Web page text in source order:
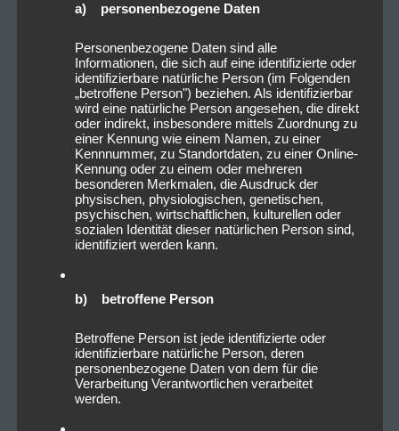
a) personenbezogene Daten
Personenbezogene Daten sind alle
Informationen, die sich auf eine identifizierte oder
identifizierbare natürliche Person (im Folgenden
„betroffene Person") beziehen. Als identifizierbar
wird eine natürliche Person angesehen, die direkt
oder indirekt, insbesondere mittels Zuordnung zu
einer Kennung wie einem Namen, zu einer
Kennnummer, zu Standortdaten, zu einer Online-
Kennung oder zu einem oder mehreren
besonderen Merkmalen, die Ausdruck der
physischen, physiologischen, genetischen,
psychischen, wirtschaftlichen, kulturellen oder
sozialen Identität dieser natürlichen Person sind,
identifiziert werden kann.
b) betroffene Person
Betroffene Person ist jede identifizierte oder
identifizierbare natürliche Person, deren
personenbezogene Daten von dem für die
Verarbeitung Verantwortlichen verarbeitet
werden.